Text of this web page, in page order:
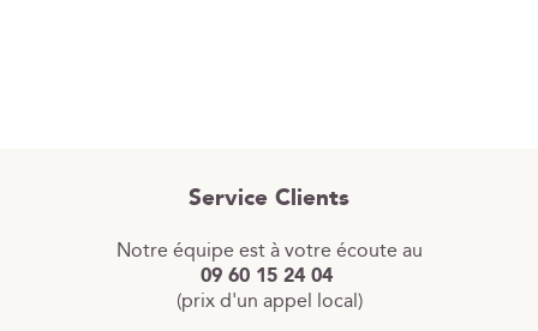
Service Clients
Notre équipe est à votre écoute au
09 60 15 24 04
(prix d'un appel local)